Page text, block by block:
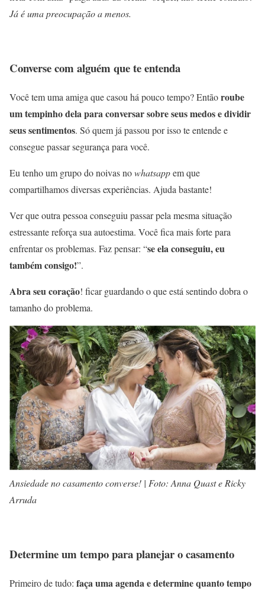
Já é uma preocupação a menos.
Converse com alguém que te entenda
Você tem uma amiga que casou há pouco tempo? Entãoroube
um tempinho dela para conversar sobre seus medos e dividir
seus sentimentos. Só quem já passou por isso te entende e
consegue passar segurança para você.
Eu tenho um grupo do noivas nowhatsappem que
compartilhamos diversas experiências. Ajuda bastante!
Ver que outra pessoa conseguiu passar pela mesma situação
estressante reforça sua autoestima. Você fica mais forte para
enfrentar os problemas. Faz pensar: “se ela conseguiu, eu
também consigo!”.
Abra seu coração! ficar guardando o que está sentindo dobra o
tamanho do problema.
Ansiedade no casamento converse! | Foto: Anna Quast e Ricky
Arruda
Determine um tempo para planejar o casamento
Primeiro de tudo: faça uma agenda e determine quanto tempo